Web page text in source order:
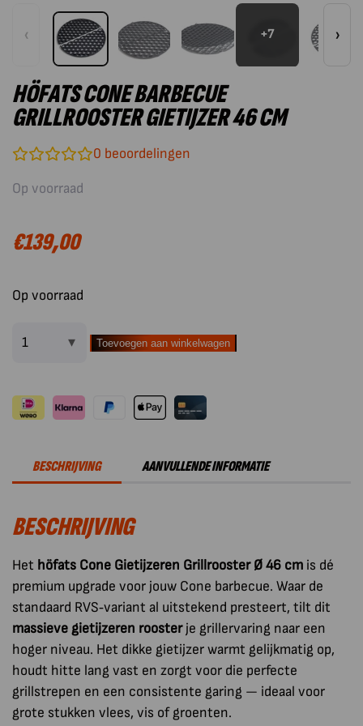
‹ ›
+7
HÖFATS CONE BARBECUE
GRILLROOSTER GIETIJZER 46 CM
0 beoordelingen
Op voorraad
€139,00
Op voorraad
Höfats
Barbecue
Grillrooster
cm
Toevoegen aan winkelwagen
BESCHRIJVING AANVULLENDE INFORMATIE
BESCHRIJVING
Het höfats Cone Gietijzeren Grillrooster Ø 46 cm is dé
premium upgrade voor jouw Cone barbecue. Waar de
standaard RVS‑variant al uitstekend presteert, tilt dit
massieve gietijzeren roosterje grillervaring naar een
hoger niveau. Het dikke gietijzer warmt gelijkmatig op,
houdt hitte lang vast en zorgt voor die perfecte
grillstrepen en een consistente garing — ideaal voor
grote stukken vlees, vis of groenten.